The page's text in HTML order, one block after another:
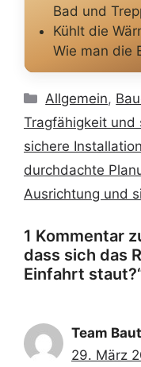
Bad und
Kühlt die
Wie man die
Kategorien
Allgemein,
Tragfähigkeit und
sichere
durchdachte
Ausrichtung und
1 Kommentar
dass sich das
Einfahrt
Team
29. März